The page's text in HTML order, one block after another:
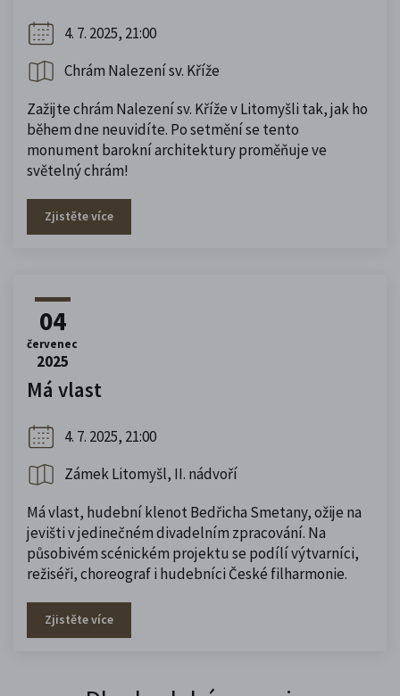
4. 7. 2025, 21:00
Chrám Nalezení sv. Kříže
Zažijte chrám Nalezení sv. Kříže v Litomyšli tak, jak ho
během dne neuvidíte. Po setmění se tento
monument barokní architektury proměňuje ve
světelný chrám!
Zjistěte více
04
červenec
2025
Má vlast
4. 7. 2025, 21:00
Zámek Litomyšl, II. nádvoří
Má vlast, hudební klenot Bedřicha Smetany, ožije na
jevišti v jedinečném divadelním zpracování. Na
působivém scénickém projektu se podílí výtvarníci,
režiséři, choreograf i hudebníci České filharmonie.
Zjistěte více